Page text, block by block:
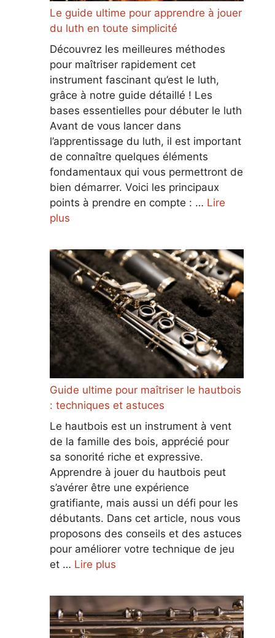
Le guide ultime pour apprendre à jouer
du luth en toute simplicité
Découvrez les meilleures méthodes
pour maîtriser rapidement cet
instrument fascinant qu’est le luth,
grâce à notre guide détaillé ! Les
bases essentielles pour débuter le luth
Avant de vous lancer dans
l’apprentissage du luth, il est important
de connaître quelques éléments
fondamentaux qui vous permettront de
bien démarrer. Voici les principaux
points à prendre en compte : … Lire
plus
Guide ultime pour maîtriser le hautbois
: techniques et astuces
Le hautbois est un instrument à vent
de la famille des bois, apprécié pour
sa sonorité riche et expressive.
Apprendre à jouer du hautbois peut
s’avérer être une expérience
gratifiante, mais aussi un défi pour les
débutants. Dans cet article, nous vous
proposons des conseils et des astuces
pour améliorer votre technique de jeu
et … Lire plus